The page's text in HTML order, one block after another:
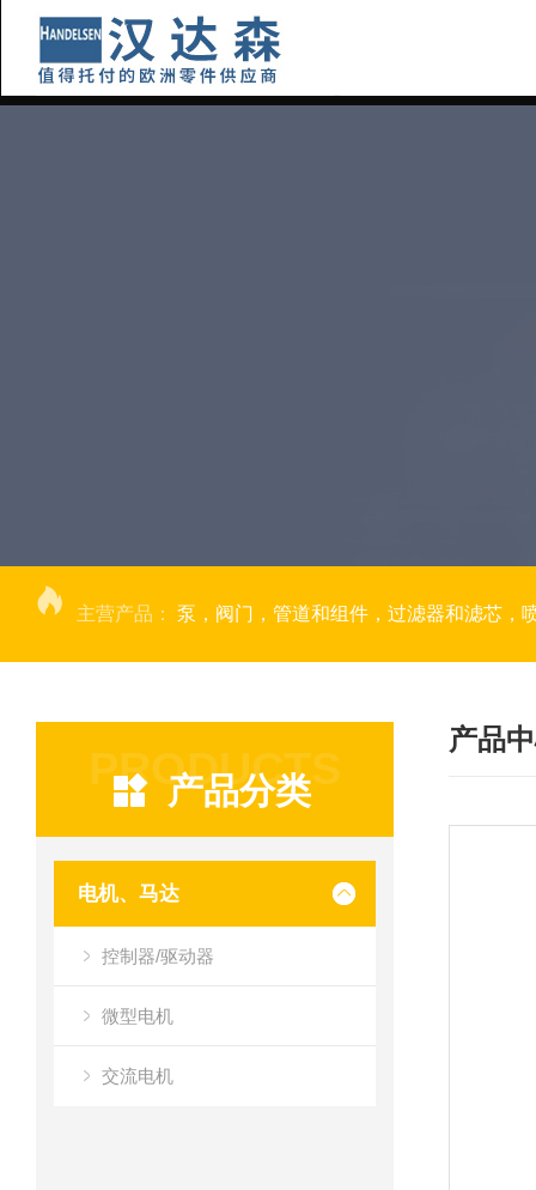
主营产品： 泵，阀门，管道和组件，过滤器和滤芯，
PRODUCTS
产品分类
电机、马达
控制器/驱动器
微型电机
交流电机
产品